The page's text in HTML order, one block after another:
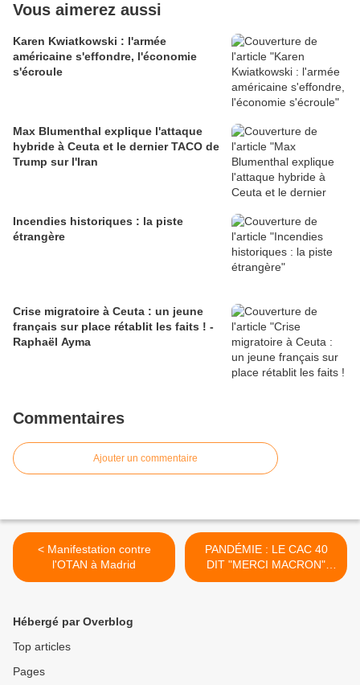
Vous aimerez aussi
Karen Kwiatkowski : l'armée
américaine s'effondre, l'économie
s'écroule
Max Blumenthal explique l'attaque
hybride à Ceuta et le dernier TACO de
Trump sur l'Iran
Incendies historiques : la piste
étrangère
Crise migratoire à Ceuta : un jeune
français sur place rétablit les faits ! -
Raphaël Ayma
Commentaires
Ajouter un commentaire
< Manifestation contre
l'OTAN à Madrid
PANDÉMIE : LE CAC 40
DIT "MERCI MACRON"
POUR LE POGNON DE
Hébergé par Overblog
Top articles
Pages